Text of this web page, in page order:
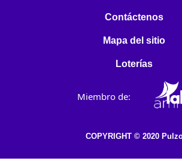
Contáctenos
Mapa del sitio
Loterías
Miembro de:
COPYRIGHT © 2020